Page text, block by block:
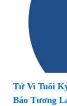
Tử Vi Tuổi
Báo Tương